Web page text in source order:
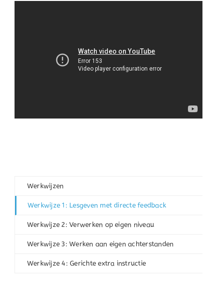
Werkwijzen
Werkwijze 1: Lesgeven met directe feedback
Werkwijze 2: Verwerken op eigen niveau
Werkwijze 3: Werken aan eigen achterstanden
Werkwijze 4: Gerichte extra instructie